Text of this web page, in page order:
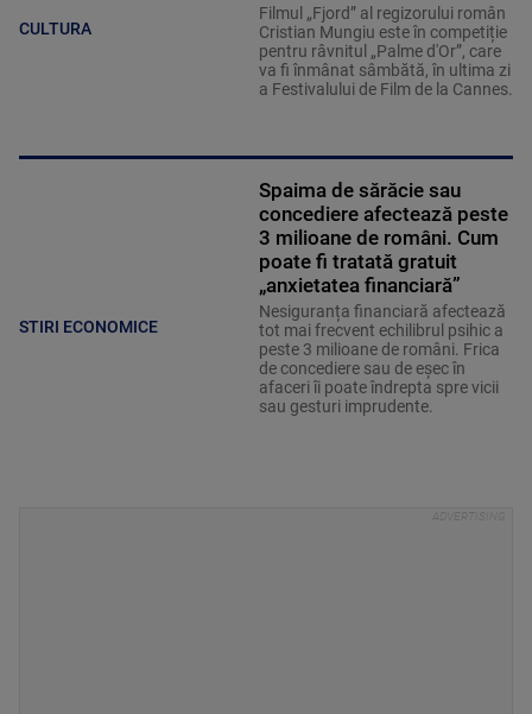
CULTURA
Filmul „Fjord” al regizorului român
Cristian Mungiu este în competiție
pentru râvnitul „Palme d'Or”, care
va fi înmânat sâmbătă, în ultima zi
a Festivalului de Film de la Cannes.
STIRI ECONOMICE
Spaima de sărăcie sau
concediere afectează peste
3 milioane de români. Cum
poate fi tratată gratuit
„anxietatea financiară”
Nesiguranța financiară afectează
tot mai frecvent echilibrul psihic a
peste 3 milioane de români. Frica
de concediere sau de eșec în
afaceri îi poate îndrepta spre vicii
sau gesturi imprudente.